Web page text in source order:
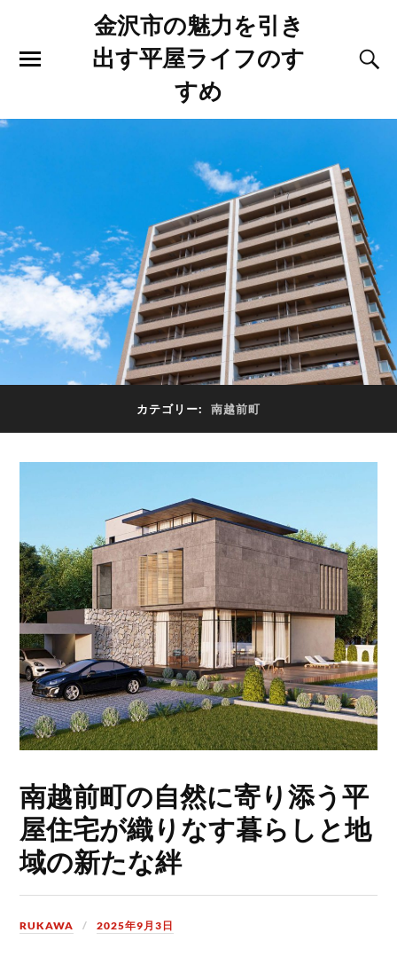
金沢市の魅力を引き
出す平屋ライフのす
すめ
カテゴリー: 南越前町
南越前町の自然に寄り添う平
屋住宅が織りなす暮らしと地
域の新たな絆
RUKAWA 2025年9月3日